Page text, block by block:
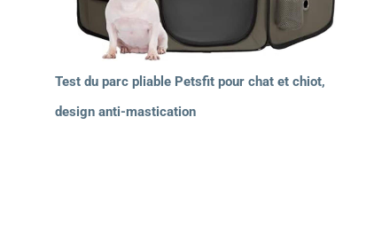
Test du parc pliable Petsfit pour chat et chiot,
design anti-mastication